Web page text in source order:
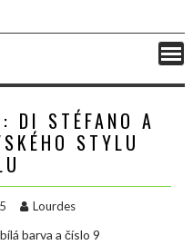
DI STÉFANO A
STYLU
Lourdes
barva a číslo 9